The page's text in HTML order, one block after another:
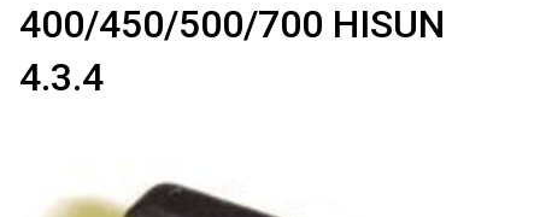
400/450/500/700 HISUN
4.3.4